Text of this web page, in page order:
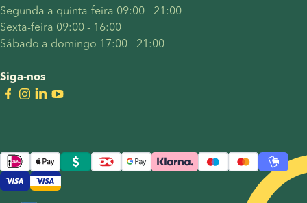
Segunda a quinta-feira 09:00 - 21:00
Sexta-feira 09:00 - 16:00
Sábado a domingo 17:00 - 21:00
Siga-nos